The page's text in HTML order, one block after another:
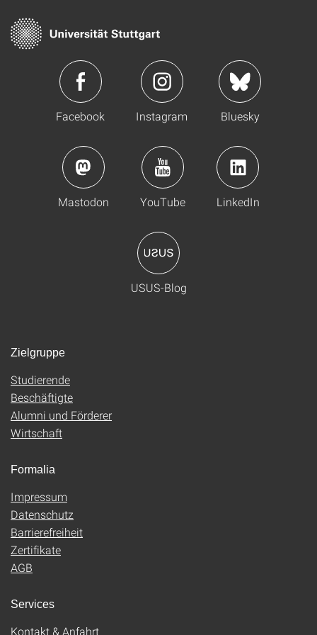
Facebook Instagram Bluesky
Mastodon YouTube LinkedIn
USUS-Blog
Zielgruppe
Studierende
Beschäftigte
Alumni und Förderer
Wirtschaft
Formalia
Impressum
Datenschutz
Barrierefreiheit
Zertifikate
AGB
Services
Kontakt & Anfahrt